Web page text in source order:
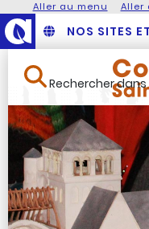
Aller au menu Aller
NOS SITES
Rechercher dans